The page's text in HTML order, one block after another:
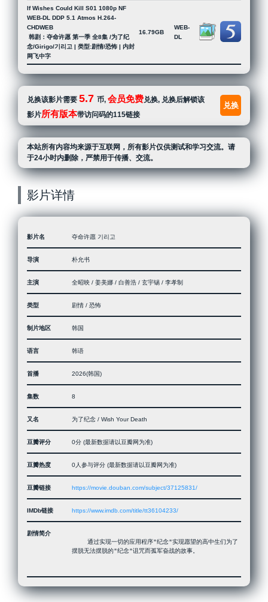
If Wishes Could Kill S01 1080p NF
WEB-DL DDP 5.1 Atmos H.264-
CHDWEB
韩剧：夺命许愿 第一季 全8集 /为了纪
念/Girigo/기리고 | 类型:剧情/恐怖 | 内封
网飞中字
16.79GB
WEB-
DL
兑换该影片需要 5.7 币, 会员免费兑换, 兑换后解锁该
影片所有版本带访问码的115链接
兑换
本站所有内容均来源于互联网，所有影片仅供测试和学习交流。请
于24小时内删除，严禁用于传播、交流。
影片详情
影片名 夺命许愿 기리고
导演 朴允书
主演 全昭映 / 姜美娜 / 白善浩 / 玄宇锡 / 李孝制
类型 剧情 / 恐怖
制片地区 韩国
语言 韩语
首播 2026(韩国)
集数 8
又名 为了纪念 / Wish Your Death
豆瓣评分 0分 (最新数据请以豆瓣网为准)
豆瓣热度 0人参与评分 (最新数据请以豆瓣网为准)
豆瓣链接 https://movie.douban.com/subject/37125831/
IMDb链接 https://www.imdb.com/title/tt36104233/
剧情简介
摆脱无法摆脱的"纪念"诅咒而孤军奋战的故事。